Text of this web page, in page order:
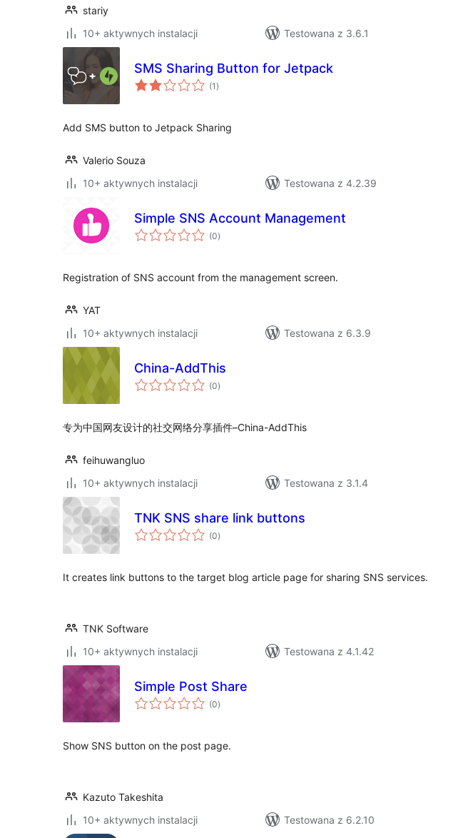
stariy
10+ aktywnych instalacji
Testowana z 3.6.1
SMS Sharing Button for Jetpack
(1 wszystkich
ocen
)
Add SMS button to Jetpack Sharing
Valerio Souza
10+ aktywnych instalacji
Testowana z 4.2.39
Simple SNS Account Management
(0wszystkich
ocen
)
Registration of SNS account from the management screen.
YAT
10+ aktywnych instalacji
Testowana z 6.3.9
China-AddThis
(0wszystkich
ocen
)
专为中国网友设计的社交网络分享插件–China-AddThis
feihuwangluo
10+ aktywnych instalacji
Testowana z 3.1.4
TNK SNS share link buttons
(0wszystkich
ocen
)
It creates link buttons to the target blog article page for sharing SNS services.
TNK Software
10+ aktywnych instalacji
Testowana z 4.1.42
Simple Post Share
(0wszystkich
ocen
)
Show SNS button on the post page.
Kazuto Takeshita
10+ aktywnych instalacji
Testowana z 6.2.10